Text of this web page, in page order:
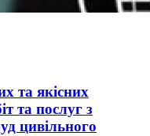
та якісних
та послуг з
цивільного